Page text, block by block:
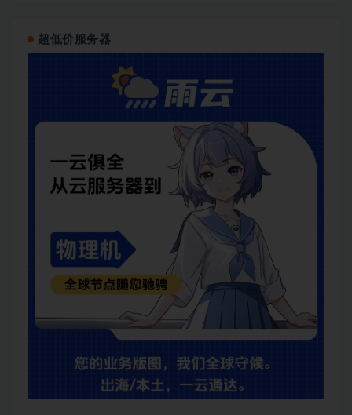
超低价服务器